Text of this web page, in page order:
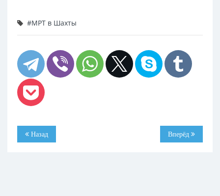
#МРТ в Шахты
Назад Вперёд